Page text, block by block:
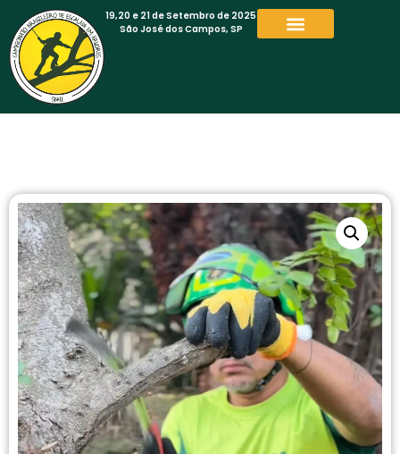
19,20 e 21 de Setembro de 2025
São José dos Campos, SP